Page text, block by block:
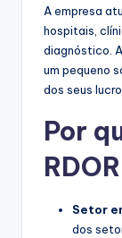
A empresa
hospitais,
diagnóstico.
um pequeno
dos seus
Por
Setor
dos